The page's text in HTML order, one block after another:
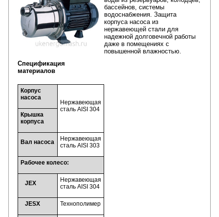
бассейнов, системы
водоснабжения. Защита
корпуса насоса из
нержавеющей стали для
надежной долговечной работы
даже в помещениях с
повышенной влажностью.
Спецификация
материалов
Корпус
насоса
Нержавеющая
сталь AISI 304
Крышка
корпуса
Вал насоса
Нержавеющая
сталь AISI 303
Рабочее колесо:
JEX
Нержавеющая
сталь AISI 304
JESX Технополимер